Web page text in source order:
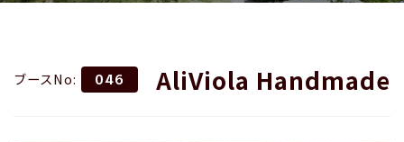
ブースNo: 046 AliViola Handmade